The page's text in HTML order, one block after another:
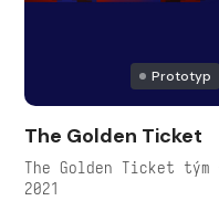
Prototyp
The Golden Ticket
The Golden Ticket
2021